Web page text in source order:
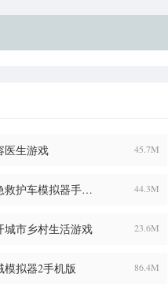
医生游戏 45.7M
紧急救护车模拟器手机版 44.3M
城市乡村生活游戏 23.6M
模拟器2手机版 86.4M